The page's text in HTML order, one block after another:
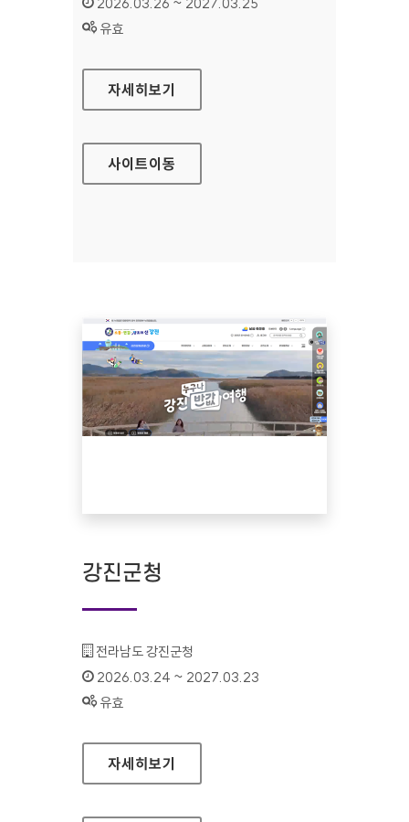
2026.03.26 ~ 2027.03.25
상태 :
유효
국민행복카드
자세히보기
사이트이동
강진군청
기관명 :
전라남도 강진군청
인증기간 :
2026.03.24 ~ 2027.03.23
상태 :
유효
강진군청
자세히보기